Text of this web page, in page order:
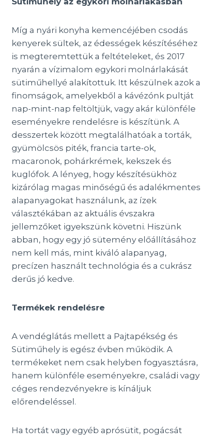
Míg a nyári konyha kemencéjében csodás
kenyerek sültek, az édességek készítéséhez
is megteremtettük a feltételeket, és 2017
nyarán a vízimalom egykori molnárlakását
sütiműhellyé alakítottuk. Itt készülnek azok a
finomságok, amelyekből a kávézónk pultját
nap-mint-nap feltöltjük, vagy akár különféle
eseményekre rendelésre is készítünk. A
desszertek között megtalálhatóak a torták,
gyümölcsös piték, francia tarte-ok,
macaronok, pohárkrémek, kekszek és
kuglófok. A lényeg, hogy készítésükhöz
kizárólag magas minőségű és adalékmentes
alapanyagokat használunk, az ízek
választékában az aktuális évszakra
jellemzőket igyekszünk követni. Hiszünk
abban, hogy egy jó sütemény előállításához
nem kell más, mint kiváló alapanyag,
precízen használt technológia és a cukrász
derűs jó kedve.
Termékek rendelésre
A vendéglátás mellett a Pajtapékség és
Sütiműhely is egész évben működik. A
termékeket nem csak helyben fogyasztásra,
hanem különféle eseményekre, családi vagy
céges rendezvényekre is kínáljuk
előrendeléssel.
Ha tortát vagy egyéb aprósütit, pogácsát